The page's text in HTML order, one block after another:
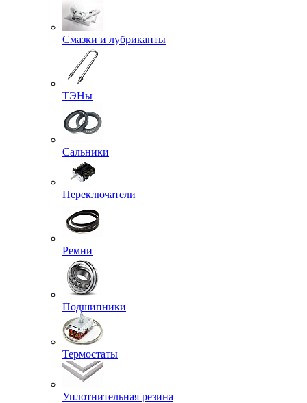
Смазки и лубриканты
ТЭНы
Сальники
Переключатели
Ремни
Подшипники
Термостаты
Уплотнительная резина